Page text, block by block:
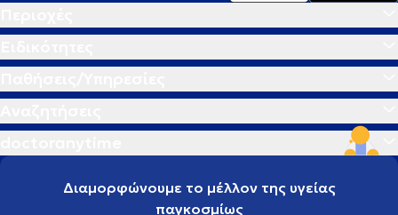
Διαμορφώνουμε το μέλλον της υγείας
παγκοσμίως